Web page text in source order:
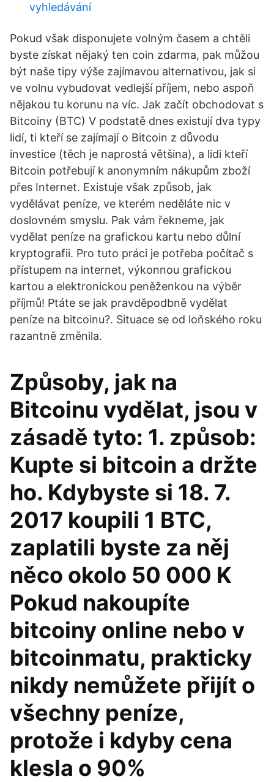
vyhledávání
Pokud však disponujete volným časem a chtěli
byste získat nějaký ten coin zdarma, pak můžou
být naše tipy výše zajímavou alternativou, jak si
ve volnu vybudovat vedlejší příjem, nebo aspoň
nějakou tu korunu na víc. Jak začít obchodovat s
Bitcoiny (BTC) V podstatě dnes existují dva typy
lidí, ti kteří se zajímají o Bitcoin z důvodu
investice (těch je naprostá většina), a lidi kteří
Bitcoin potřebují k anonymním nákupům zboží
přes Internet. Existuje však způsob, jak
vydělávat peníze, ve kterém neděláte nic v
doslovném smyslu. Pak vám řekneme, jak
vydělat peníze na grafickou kartu nebo důlní
kryptografii. Pro tuto práci je potřeba počítač s
přístupem na internet, výkonnou grafickou
kartou a elektronickou peněženkou na výběr
příjmů! Ptáte se jak pravděpodbně vydělat
peníze na bitcoinu?. Situace se od loňského roku
razantně změnila.
Způsoby, jak na
Bitcoinu vydělat, jsou v
zásadě tyto: 1. způsob:
Kupte si bitcoin a držte
ho. Kdybyste si 18. 7.
2017 koupili 1 BTC,
zaplatili byste za něj
něco okolo 50 000 K
Pokud nakoupíte
bitcoiny online nebo v
bitcoinmatu, prakticky
nikdy nemůžete přijít o
všechny peníze,
protože i kdyby cena
klesla o 90%